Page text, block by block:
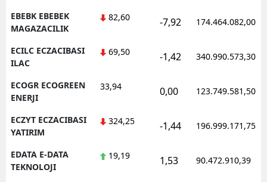
EBEBK EBEBEK
MAGAZACILIK
82,60 -7,92 174.464.082,00
ECILC ECZACIBASI
ILAC
69,50 -1,42 340.990.573,30
ECOGR ECOGREEN
ENERJI
33,94 0,00 123.749.581,50
ECZYT ECZACIBASI
YATIRIM
324,25 -1,44 196.999.171,75
EDATA E-DATA
TEKNOLOJI
19,19 1,53 90.472.910,39